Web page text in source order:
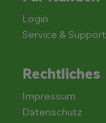
Login
Service & Support
Rechtliches
Impressum
Datenschutz